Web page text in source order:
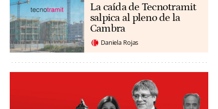
La caída de Tecnotramit
salpica al pleno de la
Cambra
Daniela Rojas